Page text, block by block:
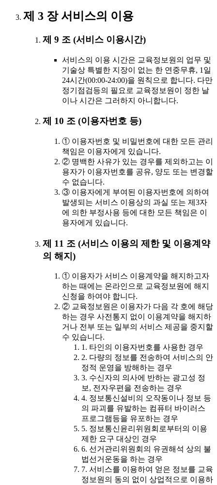
제 3 장 서비스의 이용
제 9 조 (서비스 이용시간)
서비스의 이용 시간은 교육정보원의 업무 및
기술상 특별한 지장이 없는 한 연중무휴, 1일
24시간(00:00-24:00)을 원칙으로 합니다. 다만
정기점검등의 필요로 교육정보원이 정한 날
이나 시간은 그러하지 아니합니다.
제 10 조 (이용자번호 등)
① 이용자번호 및 비밀번호에 대한 모든 관리
책임은 이용자에게 있습니다.
② 명백한 사유가 있는 경우를 제외하고는 이
용자가 이용자번호를 공유, 양도 또는 변경할
수 없습니다.
③ 이용자에게 부여된 이용자번호에 의하여
발생되는 서비스 이용상의 과실 또는 제3자
에 의한 부정사용 등에 대한 모든 책임은 이
용자에게 있습니다.
제 11 조 (서비스 이용의 제한 및 이용계약
의 해지)
① 이용자가 서비스 이용계약을 해지하고자
하는 때에는 온라인으로 교육정보원에 해지
신청을 하여야 합니다.
② 교육정보원은 이용자가 다음 각 호에 해당
하는 경우 사전통지 없이 이용계약을 해지하
거나 전부 또는 일부의 서비스 제공을 중지할
수 있습니다.
1. 타인의 이용자번호를 사용한 경우
2. 다량의 정보를 전송하여 서비스의 안
정적 운영을 방해하는 경우
3. 수신자의 의사에 반하는 광고성 정
보, 전자우편을 전송하는 경우
4. 정보통신설비의 오작동이나 정보 등
의 파괴를 유발하는 컴퓨터 바이러스
프로그램등을 유포하는 경우
5. 정보통신윤리위원회로부터의 이용
제한 요구 대상인 경우
6. 선거관리위원회의 유권해석 상의 불
법선거운동을 하는 경우
7. 서비스를 이용하여 얻은 정보를 교육
정보원의 동의 없이 상업적으로 이용하